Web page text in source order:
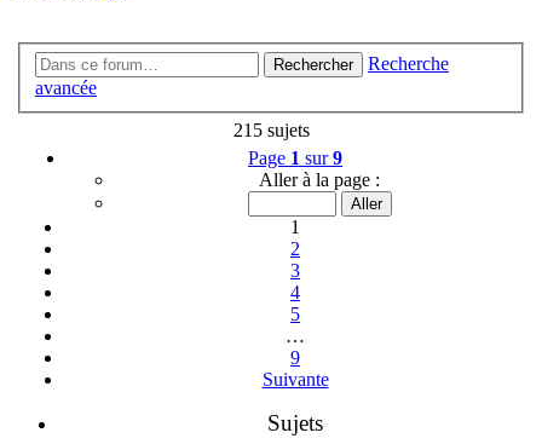
Rechercher
Recherche
avancée
215 sujets
Page 1 sur9
Aller à la page :
1
2
3
4
5
…
9
Suivante
Sujets